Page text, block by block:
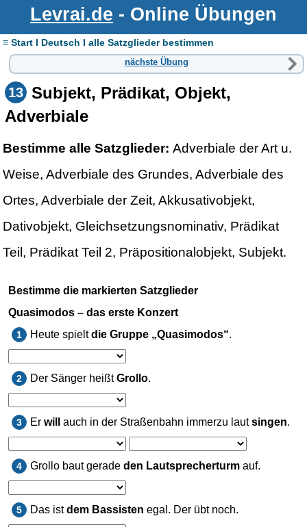
Levrai.de - Online Übungen
≡ Start I Deutsch I alle Satzglieder bestimmen
nächste Übung
13 Subjekt, Prädikat, Objekt,
Adverbiale
Bestimme alle Satzglieder:Adverbiale der Art u.
Weise, Adverbiale des Grundes, Adverbiale des
Ortes, Adverbiale der Zeit, Akkusativobjekt,
Dativobjekt, Gleichsetzungsnominativ, Prädikat
Teil, Prädikat Teil 2, Präpositionalobjekt, Subjekt.